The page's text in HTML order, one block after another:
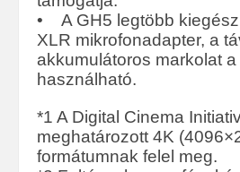
• A GH5 legtöbb
XLR mikrofonadapter, a
akkumulátoros markolat
használható.
*1 A Digital Cinema
meghatározott 4K
formátumnak felel meg.